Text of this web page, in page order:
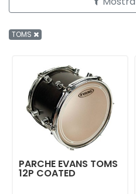
TOMS
PARCHE EVANS TOMS
12P COATED